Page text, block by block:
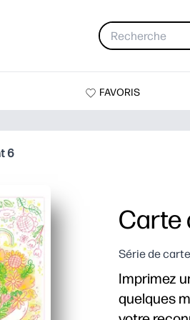
FAVORIS
6
Carte
Série de
Imprimez
quelques